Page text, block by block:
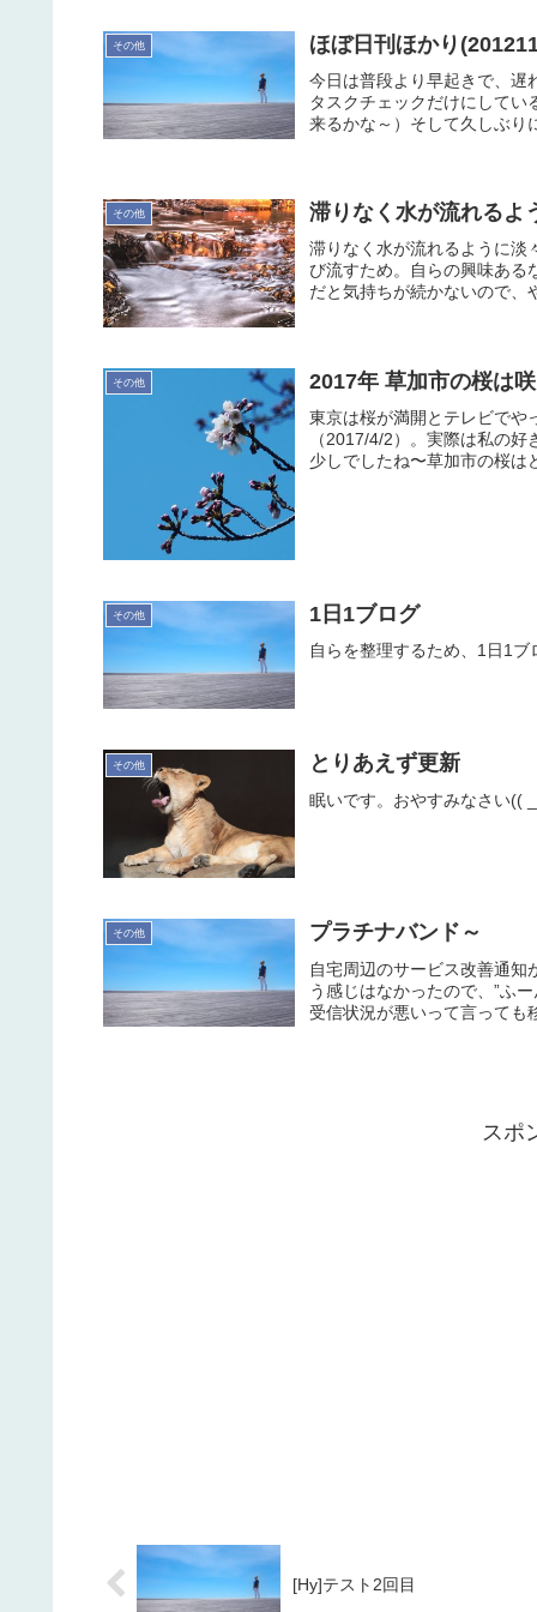
その他 ほぼ日刊ほかり
今日は普段より早起きで、遅
タスクチェックだけにして
来るかな～）そして久しぶり
その他 滞りなく水が流れるよ
滞りなく水が流れるように淡
び流すため。自らの興味ある
だと気持ちが続かないので、
その他 2017年 草加市の桜は
東京は桜が満開とテレビでや
（2017/4/2）。実際は私の
少しでしたね〜草加市の桜は
その他 1日1ブログ
自らを整理するため、1日1
その他 とりあえず更新
眠いです。おやすみなさい((
その他 プラチナバンド～
自宅周辺のサービス改善通
う感じはなかったので、”ふ
受信状況が悪いって言っても
スポ
[Hy]テスト2回目